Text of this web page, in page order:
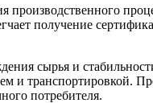
производственного
получение
сырья и
и транспортировкой.
потребителя.